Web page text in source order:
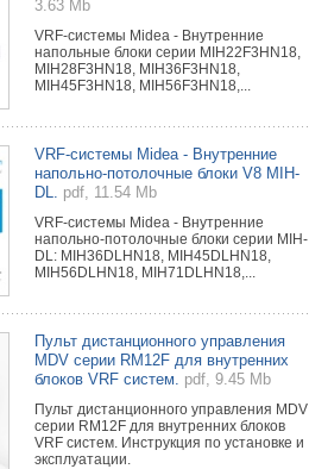
3.63 Mb
VRF-системы Midea - Внутренние
напольные блоки серии MIH22F3HN18,
MIH28F3HN18, MIH36F3HN18,
MIH45F3HN18, MIH56F3HN18,...
VRF-системы Midea - Внутренние
напольно-потолочные блоки V8 MIH-
DL.
pdf, 11.54 Mb
VRF-системы Midea - Внутренние
напольно-потолочные блоки серии MIH-
DL: MIH36DLHN18, MIH45DLHN18,
MIH56DLHN18, MIH71DLHN18,...
Пульт дистанционного управления
MDV серии RM12F для внутренних
блоков VRF систем.
pdf, 9.45 Mb
Пульт дистанционного управления MDV
серии RM12F для внутренних блоков
VRF систем. Инструкция по установке и
эксплуатации.